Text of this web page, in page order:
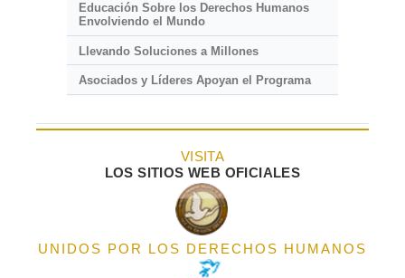
Educación Sobre los Derechos Humanos
Envolviendo el Mundo
Llevando Soluciones a Millones
Asociados y Líderes Apoyan el Programa
VISITA
LOS SITIOS WEB OFICIALES
UNIDOS POR LOS DERECHOS HUMANOS